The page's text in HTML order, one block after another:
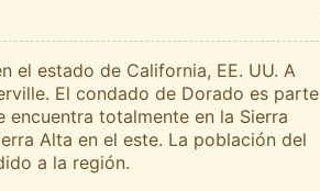
el estado de California, EE. UU. A
El condado de Dorado es parte
totalmente en la Sierra
Alta en el este. La población del
a la región.